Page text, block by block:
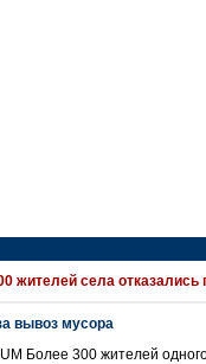
жителей села отказались
вывоз мусора
Более 300 жителей